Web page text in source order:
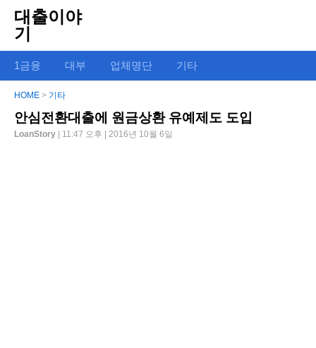
대출이야
기
1금융 대부 업체명단 기타
HOME > 기타
안심전환대출에 원금상환 유예제도 도입
LoanStory | 11:47 오후 | 2016년 10월 6일